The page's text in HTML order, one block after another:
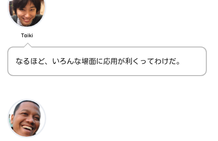
Taiki
なるほど、いろんな場面に応用が利くってわけだ。